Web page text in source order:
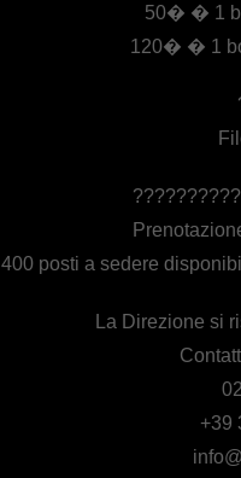
50� � 1
120� � 1
400 posti a sedere
La Direzione si
+39